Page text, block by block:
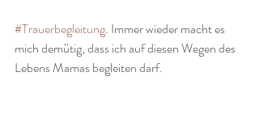
#Trauerbegleitung. Immer wieder macht es
mich demütig, dass ich auf diesen Wegen des
Lebens Mamas begleiten darf.